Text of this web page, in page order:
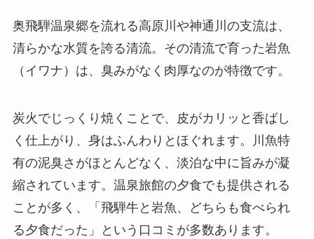
奥飛騨温泉郷を流れる高原川や神通川の支流は、
清らかな水質を誇る清流。その清流で育った岩魚
（イワナ）は、臭みがなく肉厚なのが特徴です。
炭火でじっくり焼くことで、皮がカリッと香ばし
く仕上がり、身はふんわりとほぐれます。川魚特
有の泥臭さがほとんどなく、淡泊な中に旨みが凝
縮されています。温泉旅館の夕食でも提供される
ことが多く、「飛騨牛と岩魚、どちらも食べられ
る夕食だった」という口コミが多数あります。